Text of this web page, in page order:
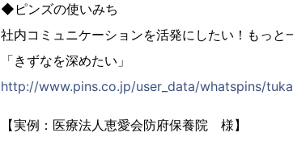
◆ピンズの使いみち
社内コミュニケーションを活発にしたい！もっと
「きずなを深めたい」
http://www.pins.co.jp/user_data/whatspins/
【実例：医療法人恵愛会防府保養院 様】